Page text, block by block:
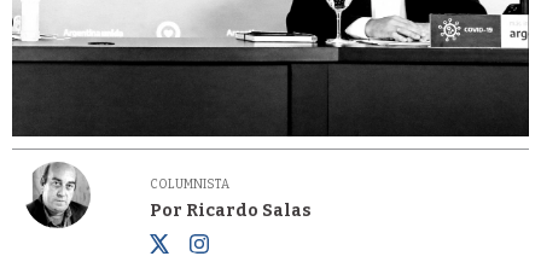
COLUMNISTA
Por Ricardo Salas